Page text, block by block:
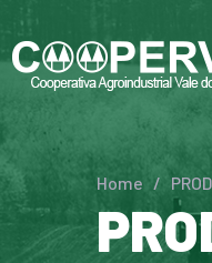
Home /